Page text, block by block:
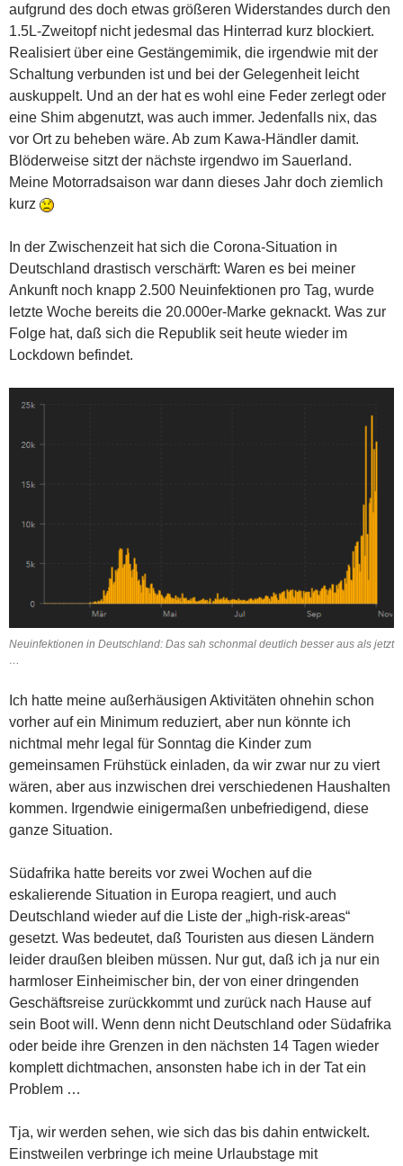
aufgrund des doch etwas größeren Widerstandes durch den
1.5L-Zweitopf nicht jedesmal das Hinterrad kurz blockiert.
Realisiert über eine Gestängemimik, die irgendwie mit der
Schaltung verbunden ist und bei der Gelegenheit leicht
auskuppelt. Und an der hat es wohl eine Feder zerlegt oder
eine Shim abgenutzt, was auch immer. Jedenfalls nix, das
vor Ort zu beheben wäre. Ab zum Kawa-Händler damit.
Blöderweise sitzt der nächste irgendwo im Sauerland.
Meine Motorradsaison war dann dieses Jahr doch ziemlich
kurz
In der Zwischenzeit hat sich die Corona-Situation in
Deutschland drastisch verschärft: Waren es bei meiner
Ankunft noch knapp 2.500 Neuinfektionen pro Tag, wurde
letzte Woche bereits die 20.000er-Marke geknackt. Was zur
Folge hat, daß sich die Republik seit heute wieder im
Lockdown befindet.
Neuinfektionen in Deutschland: Das sah schonmal deutlich besser aus als jetzt
…
Ich hatte meine außerhäusigen Aktivitäten ohnehin schon
vorher auf ein Minimum reduziert, aber nun könnte ich
nichtmal mehr legal für Sonntag die Kinder zum
gemeinsamen Frühstück einladen, da wir zwar nur zu viert
wären, aber aus inzwischen drei verschiedenen Haushalten
kommen. Irgendwie einigermaßen unbefriedigend, diese
ganze Situation.
Südafrika hatte bereits vor zwei Wochen auf die
eskalierende Situation in Europa reagiert, und auch
Deutschland wieder auf die Liste der „high-risk-areas“
gesetzt. Was bedeutet, daß Touristen aus diesen Ländern
leider draußen bleiben müssen. Nur gut, daß ich ja nur ein
harmloser Einheimischer bin, der von einer dringenden
Geschäftsreise zurückkommt und zurück nach Hause auf
sein Boot will. Wenn denn nicht Deutschland oder Südafrika
oder beide ihre Grenzen in den nächsten 14 Tagen wieder
komplett dichtmachen, ansonsten habe ich in der Tat ein
Problem …
Tja, wir werden sehen, wie sich das bis dahin entwickelt.
Einstweilen verbringe ich meine Urlaubstage mit